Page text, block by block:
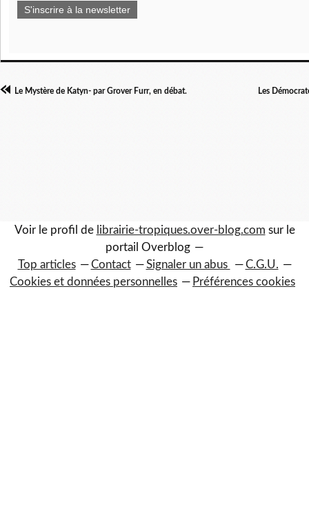
S'inscrire à la newsletter
Le Mystère de Katyn- par Grover Furr, en débat. Les
Voir le profil de librairie-tropiques.over-blog.com sur le
portail Overblog
Top articles
Contact Signaler un abus
C.G.U.
Cookies et données personnelles
Préférences cookies